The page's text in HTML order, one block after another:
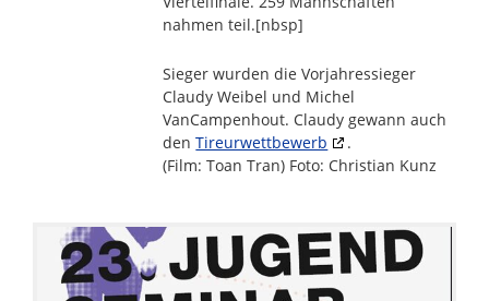
nahmen teil.[nbsp]
Sieger wurden die Vorjahressieger
Claudy Weibel und Michel
VanCampenhout. Claudy gewann auch
denTireurwettbewerb
.
(Film: Toan Tran) Foto: Christian Kunz